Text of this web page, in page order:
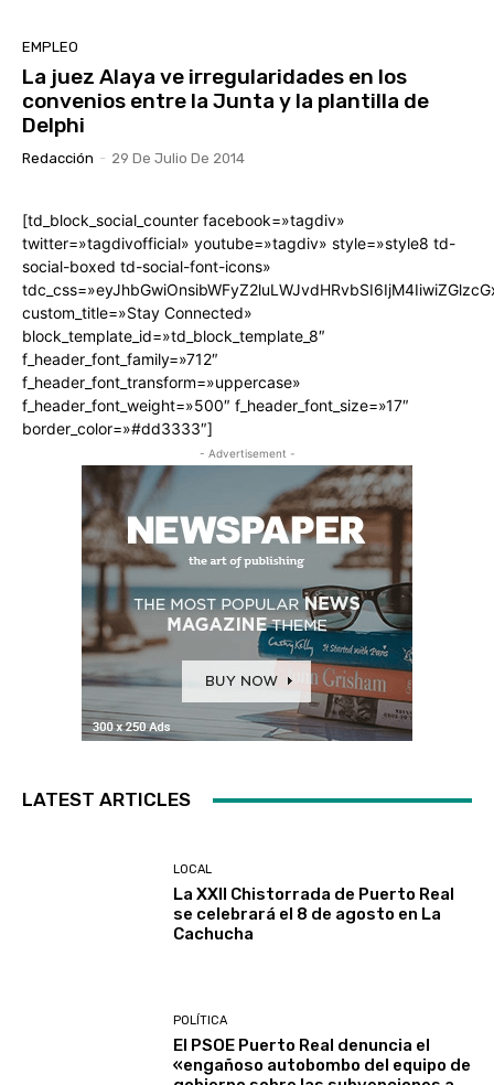
EMPLEO
La juez Alaya ve irregularidades en los
convenios entre la Junta y la plantilla de
Delphi
Redacción - 29 De Julio De 2014
[td_block_social_counter facebook=»tagdiv»
twitter=»tagdivofficial» youtube=»tagdiv» style=»style8 td-
social-boxed td-social-font-icons»
custom_title=»Stay Connected»
block_template_id=»td_block_template_8″
f_header_font_family=»712″
f_header_font_transform=»uppercase»
f_header_font_weight=»500″ f_header_font_size=»17″
border_color=»#dd3333″]
- Advertisement -
LATEST ARTICLES
LOCAL
La XXII Chistorrada de Puerto Real
se celebrará el 8 de agosto en La
Cachucha
POLÍTICA
El PSOE Puerto Real denuncia el
«engañoso autobombo del equipo de